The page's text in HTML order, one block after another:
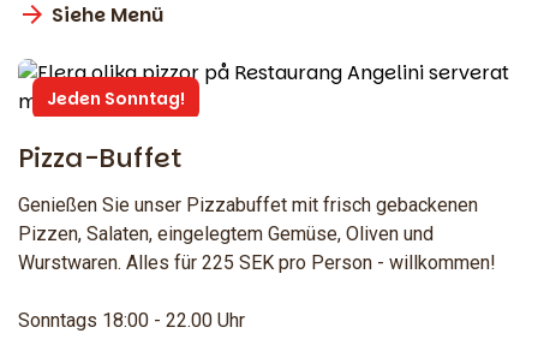
Siehe Menü
Jeden Sonntag!
Pizza-Buffet
Genießen Sie unser Pizzabuffet mit frisch gebackenen
Pizzen, Salaten, eingelegtem Gemüse, Oliven und
Wurstwaren. Alles für 225 SEK pro Person - willkommen!
Sonntags 18:00 - 22.00 Uhr